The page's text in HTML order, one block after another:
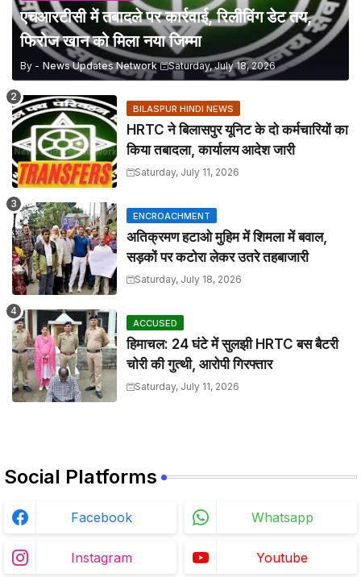
एचआरटीसी में तबादले पर कार्रवाई, रिलीविंग डेट तय,
फिरोज खान को मिला नया जिम्मा
By - News Updates Network Saturday, July 18, 2026
BILASPUR HINDI NEWS
HRTC ने बिलासपुर यूनिट के दो कर्मचारियों का
किया तबादला, कार्यालय आदेश जारी
Saturday, July 11, 2026
ENCROACHMENT
अतिक्रमण हटाओ मुहिम में शिमला में बवाल,
सड़कों पर कटोरा लेकर उतरे तहबाजारी
Saturday, July 18, 2026
ACCUSED
हिमाचल: 24 घंटे में सुलझी HRTC बस बैटरी
चोरी की गुत्थी, आरोपी गिरफ्तार
Saturday, July 11, 2026
Social Platforms
Facebook Whatsapp
Instagram Youtube